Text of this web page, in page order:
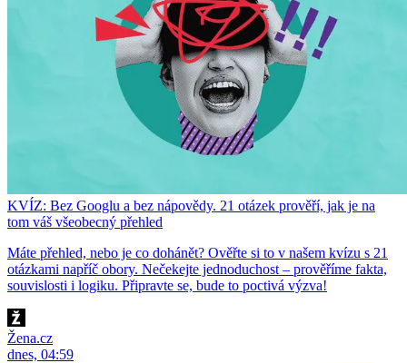
KVÍZ: Bez Googlu a bez nápovědy. 21 otázek prověří, jak je na
tom váš všeobecný přehled
Máte přehled, nebo je co dohánět? Ověřte si to v našem kvízu s 21
otázkami napříč obory. Nečekejte jednoduchost – prověříme fakta,
souvislosti i logiku. Připravte se, bude to poctivá výzva!
Žena.cz
dnes, 04:59